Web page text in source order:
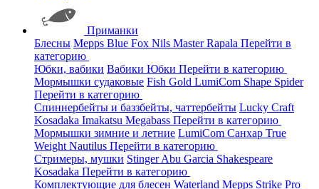
Приманки
Блесны Mepps Blue Fox Nils MasterRapala Перейти в
категорию
Юбки, вабики Вабики Юбки Перейти в категорию
Мормышки судаковые Fish Gold LumiCom Shape Spider
Перейти в категорию
Спиннербейты и баззбейты, чаттербейты Lucky Craft
Kosadaka Imakatsu Megabass Перейти в категорию
Мормышки зимние и летние LumiCom Санхар True
Weight Nautilus Перейти в категорию
Стримеры, мушки StingerAbu Garcia Shakespeare
Kosadaka Перейти в категорию
Комплектующие для блесен Waterland Mepps Strike Pro